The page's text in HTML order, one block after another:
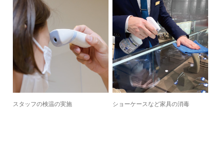
スタッフの検温の実施 ショーケースなど家具の消毒